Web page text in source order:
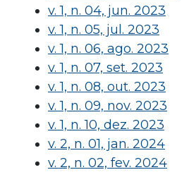
v. 1, n. 04, jun. 2023
v. 1, n. 05, jul. 2023
v. 1, n. 06, ago. 2023
v. 1, n. 07, set. 2023
v. 1, n. 08, out. 2023
v. 1, n. 09, nov. 2023
v. 1, n. 10, dez. 2023
v. 2, n. 01, jan. 2024
v. 2, n. 02, fev. 2024